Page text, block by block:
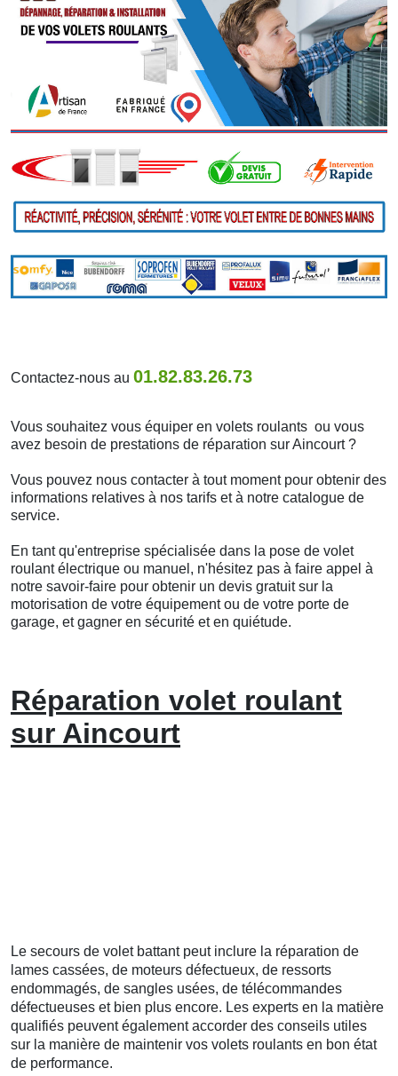
Contactez-nous au 01.82.83.26.73
Vous souhaitez vous équiper en volets roulants ou vous
avez besoin de prestations de réparation sur Aincourt ?
Vous pouvez nous contacter à tout moment pour obtenir des
informations relatives à nos tarifs et à notre catalogue de
service.
En tant qu'entreprise spécialisée dans la pose de volet
roulant électrique ou manuel, n'hésitez pas à faire appel à
notre savoir-faire pour obtenir un devis gratuit sur la
motorisation de votre équipement ou de votre porte de
garage, et gagner en sécurité et en quiétude.
Réparation volet roulant
sur Aincourt
Le secours de volet battant peut inclure la réparation de
lames cassées, de moteurs défectueux, de ressorts
endommagés, de sangles usées, de télécommandes
défectueuses et bien plus encore. Les experts en la matière
qualifiés peuvent également accorder des conseils utiles
sur la manière de maintenir vos volets roulants en bon état
de performance.